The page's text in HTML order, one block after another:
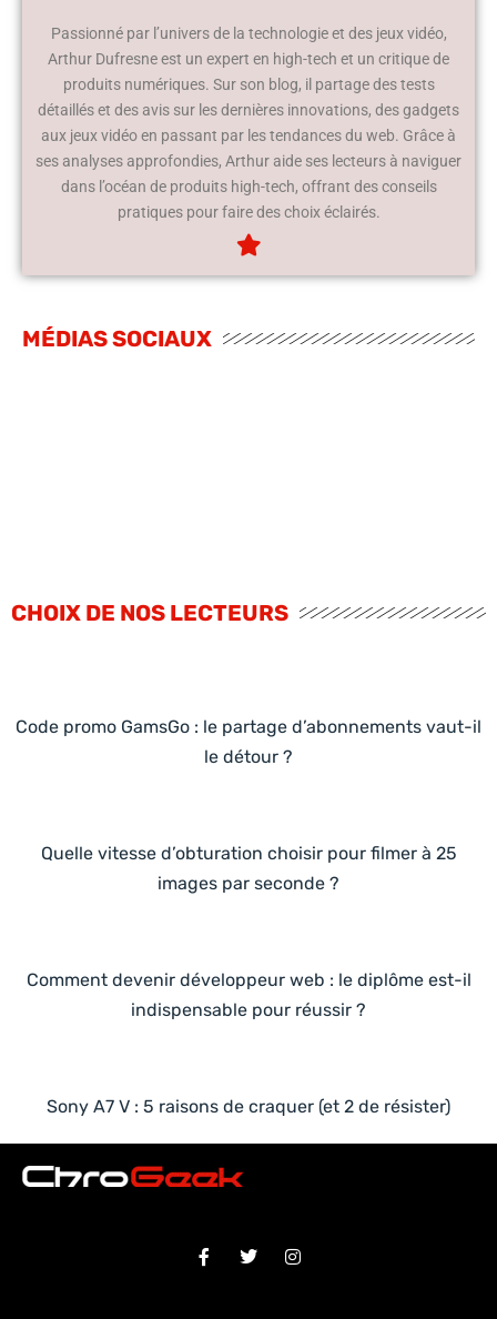
Passionné par l’univers de la technologie et des jeux vidéo,
Arthur Dufresne est un expert en high-tech et un critique de
produits numériques. Sur son blog, il partage des tests
détaillés et des avis sur les dernières innovations, des gadgets
aux jeux vidéo en passant par les tendances du web. Grâce à
ses analyses approfondies, Arthur aide ses lecteurs à naviguer
dans l’océan de produits high-tech, offrant des conseils
pratiques pour faire des choix éclairés.
MÉDIAS SOCIAUX
CHOIX DE NOS LECTEURS
Code promo GamsGo : le partage d’abonnements vaut-il
le détour ?
Quelle vitesse d’obturation choisir pour filmer à 25
images par seconde ?
Comment devenir développeur web : le diplôme est-il
indispensable pour réussir ?
Sony A7 V : 5 raisons de craquer (et 2 de résister)